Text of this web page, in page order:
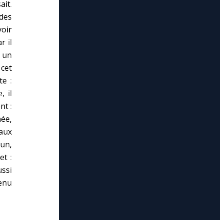
il
:
il
:
: